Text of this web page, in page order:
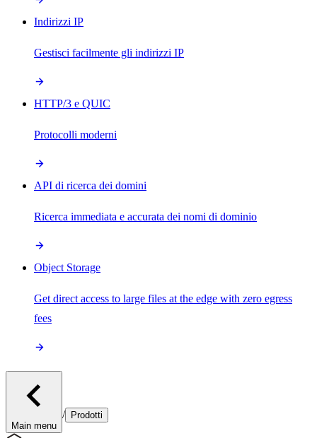
Indirizzi IP
Gestisci facilmente gli indirizzi IP
HTTP/3 e QUIC
Protocolli moderni
API di ricerca dei domini
Ricerca immediata e accurata dei nomi di dominio
Object Storage
Get direct access to large files at the edge with zero egress
fees
Main menu
/ Prodotti